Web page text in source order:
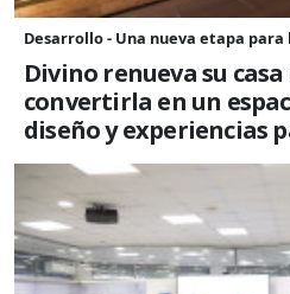
Desarrollo - Una nueva etapa para
Divino renueva su
convertirla en un
diseño y experiencias